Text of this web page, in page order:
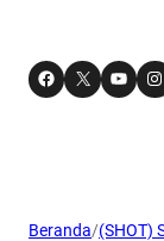
Facebook X YouTube Instagram
Beranda/(SHOT)